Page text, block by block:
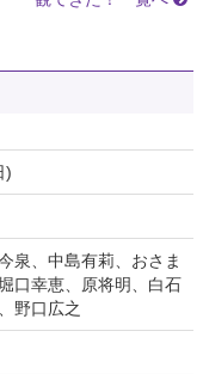
)
泉、中島有莉、おさま
口幸恵、原将明、白石
野口広之